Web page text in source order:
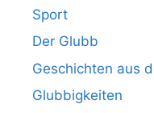
Sport
Der Glubb
Geschichten aus
Glubbigkeiten